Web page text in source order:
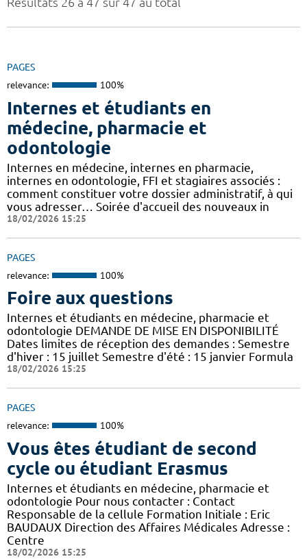
PAGES
relevance: 100%
Internes et étudiants en
médecine, pharmacie et
odontologie
Internes en médecine, internes en pharmacie,
internes en odontologie, FFI et stagiaires associés :
comment constituer votre dossier administratif, à qui
vous adresser… Soirée d'accueil des nouveaux in
18/02/2026 15:25
PAGES
relevance: 100%
Foire aux questions
Internes et étudiants en médecine, pharmacie et
odontologie DEMANDE DE MISE EN DISPONIBILITÉ
Dates limites de réception des demandes : Semestre
d'hiver : 15 juillet Semestre d'été : 15 janvier Formula
18/02/2026 15:25
PAGES
relevance: 100%
Vous êtes étudiant de second
cycle ou étudiant Erasmus
Internes et étudiants en médecine, pharmacie et
odontologie Pour nous contacter : Contact
Responsable de la cellule Formation Initiale : Eric
BAUDAUX Direction des Affaires Médicales Adresse :
Centre
18/02/2026 15:25